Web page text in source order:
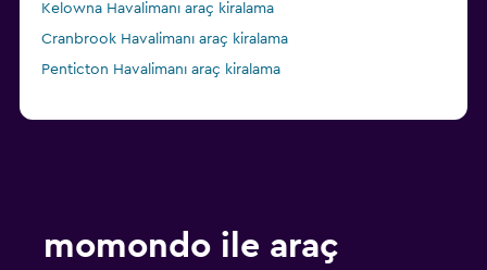
Kelowna Havalimanı araç kiralama
Cranbrook Havalimanı araç kiralama
Penticton Havalimanı araç kiralama
momondo ile araç